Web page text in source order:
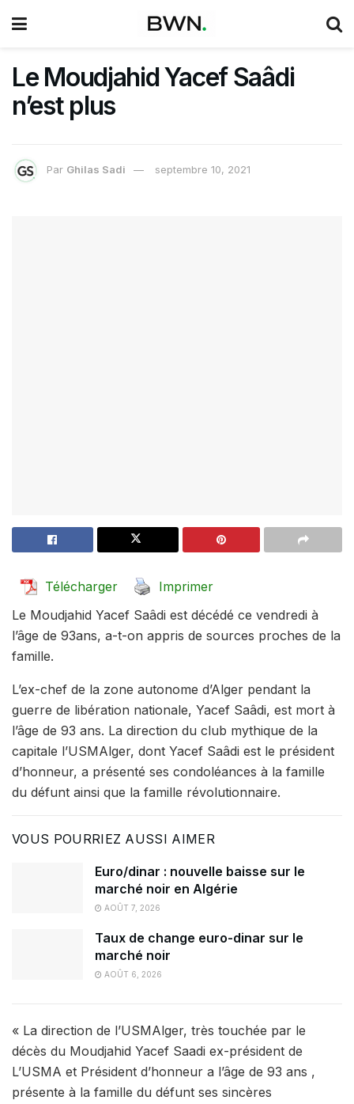
Le Moudjahid Yacef Saâdi
n’est plus
Par Ghilas Sadi septembre 10, 2021
Télécharger
Imprimer
Le Moudjahid Yacef Saâdi est décédé ce vendredi à
l’âge de 93ans, a-t-on appris de sources proches de la
famille.
L’ex-chef de la zone autonome d’Alger pendant la
guerre de libération nationale, Yacef Saâdi, est mort à
l’âge de 93 ans. La direction du club mythique de la
capitale l’USMAlger, dont Yacef Saâdi est le président
d’honneur, a présenté ses condoléances à la famille
du défunt ainsi que la famille révolutionnaire.
VOUS POURRIEZ AUSSI AIMER
Euro/dinar : nouvelle baisse sur le
marché noir en Algérie
AOÛT 7, 2026
Taux de change euro-dinar sur le
marché noir
AOÛT 6, 2026
« La direction de l’USMAlger, très touchée par le
décès du Moudjahid Yacef Saadi ex-président de
L’USMA et Président d’honneur a l’âge de 93 ans ,
présente à la famille du défunt ses sincères